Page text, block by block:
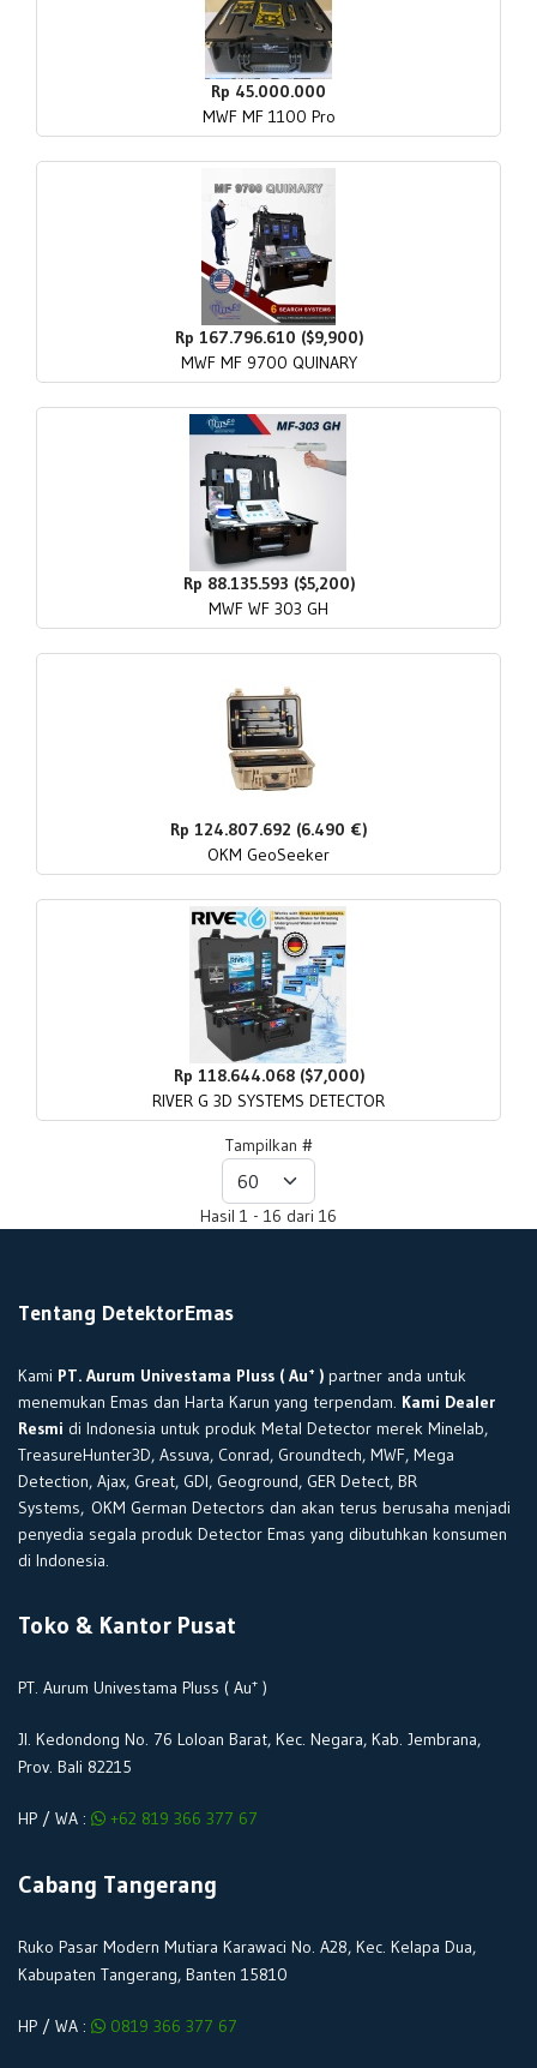
Rp 45.000.000
MWF MF 1100 Pro
Rp 167.796.610 ($9,900)
MWF MF 9700 QUINARY
Rp 88.135.593 ($5,200)
MWF WF 303 GH
Rp 124.807.692 (6.490 €)
OKM GeoSeeker
Rp 118.644.068 ($7,000)
RIVER G 3D SYSTEMS DETECTOR
Tampilkan #
Hasil 1 - 16 dari 16
Tentang DetektorEmas
Kami PT. Aurum Univestama Pluss ( Au+ ) partner anda untuk
menemukan Emas dan Harta Karun yang terpendam. Kami Dealer
Resmi di Indonesia untuk produk Metal Detector merek Minelab,
TreasureHunter3D, Assuva, Conrad, Groundtech, MWF, Mega
Detection, Ajax, Great, GDI, Geoground, GER Detect, BR
Systems, OKM German Detectors dan akan terus berusaha menjadi
penyedia segala produk Detector Emas yang dibutuhkan konsumen
di Indonesia.
Toko & Kantor Pusat
PT. Aurum Univestama Pluss ( Au+ )
Jl. Kedondong No. 76 Loloan Barat, Kec. Negara, Kab. Jembrana,
Prov. Bali 82215
HP / WA : +62 819 366 377 67
Cabang Tangerang
Ruko Pasar Modern Mutiara Karawaci No. A28, Kec. Kelapa Dua,
Kabupaten Tangerang, Banten 15810
HP / WA : 0819 366 377 67